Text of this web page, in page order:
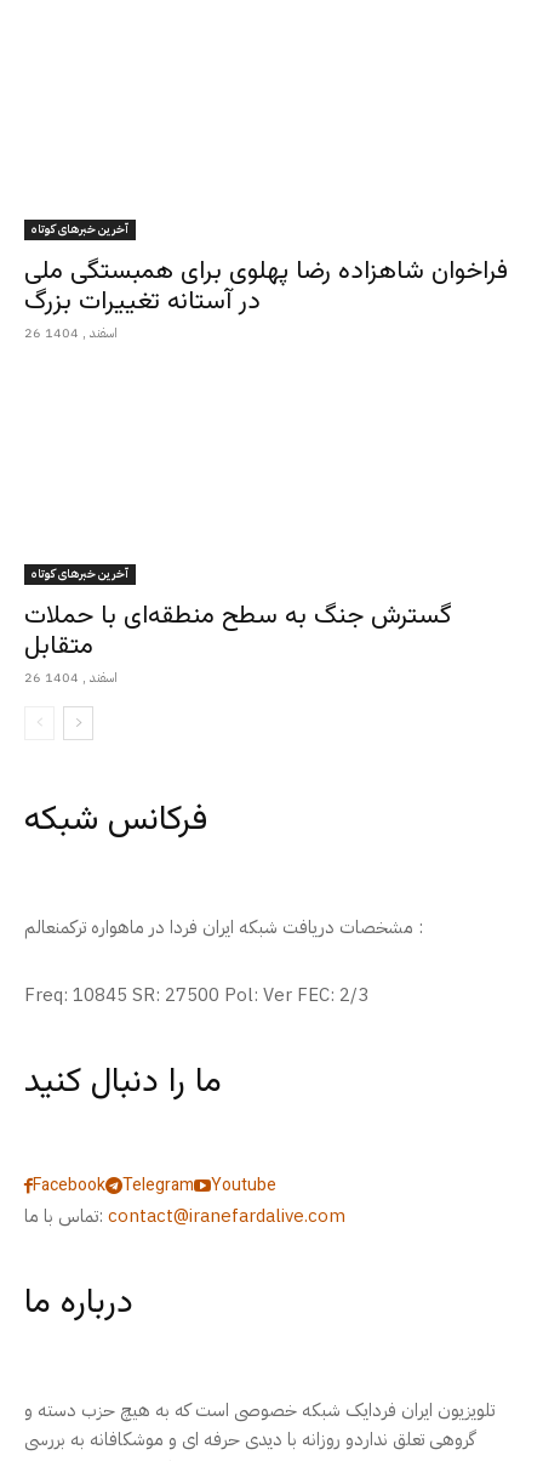
آخرین خبرهای کوتاه
فراخوان شاهزاده رضا پهلوی برای همبستگی ملی
در آستانه تغییرات بزرگ
26 اسفند , 1404
آخرین خبرهای کوتاه
گسترش جنگ به سطح منطقه‌ای با حملات
متقابل
26 اسفند , 1404
فرکانس شبکه
مشخصات دریافت شبکه ایران فردا در ماهواره ترکمنعالم :
Freq: 10845 SR: 27500 Pol: Ver FEC: 2/3
ما را دنبال کنید
Facebook Telegram
Youtube
تماس با ما: contact@iranefardalive.com
درباره ما
تلویزیون ایران فردایک شبکه خصوصی است که به هیچ حزب دسته و
گروهی تعلق نداردو روزانه با دیدی حرفه ای و موشکافانه به بررسی